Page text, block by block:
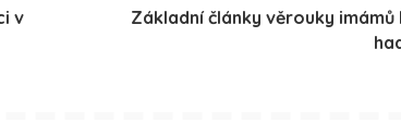
v
Základní články věrouky imámů